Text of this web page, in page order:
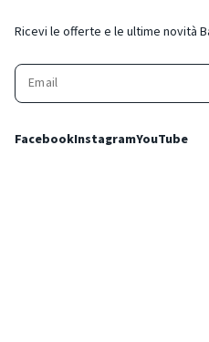
Ricevi le offerte e le ultime novità
FacebookInstagramYouTube